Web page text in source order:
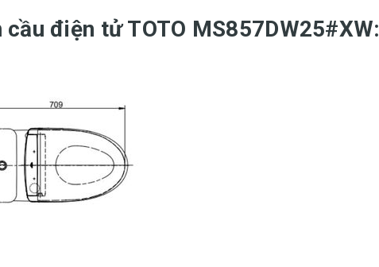
cầu điện tử TOTO MS857DW25#XW: